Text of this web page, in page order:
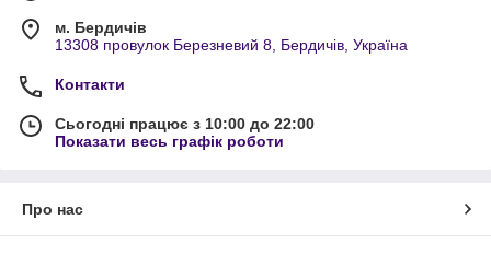
м. Бердичів
13308 провулок Березневий 8, Бердичів, Україна
Контакти
Сьогодні працює з 10:00 до 22:00
Показати весь графік роботи
Про нас